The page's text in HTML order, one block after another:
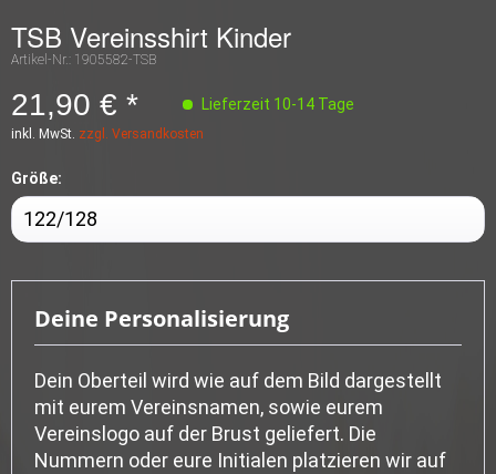
TSB Vereinsshirt Kinder
Artikel-Nr.: 1905582-TSB
21,90 € * Lieferzeit 10-14 Tage
inkl. MwSt. zzgl. Versandkosten
Größe:
Deine Personalisierung
Dein Oberteil wird wie auf dem Bild dargestellt
mit eurem Vereinsnamen, sowie eurem
Vereinslogo auf der Brust geliefert. Die
Nummern oder eure Initialen platzieren wir auf